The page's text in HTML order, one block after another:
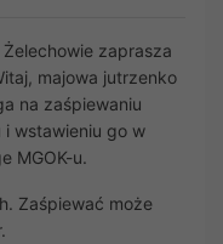
zaprasza
majowa jutrzenko
na zaśpiewaniu
wstawieniu go w
MGOK-u.
Zaśpiewać może